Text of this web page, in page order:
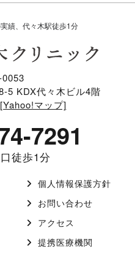
績、代々木駅徒歩1分
5 KDX代々木ビル4階
[Yahoo!マップ]
7291
徒歩1分
個人情報保護方針
お問い合わせ
アクセス
提携医療機関